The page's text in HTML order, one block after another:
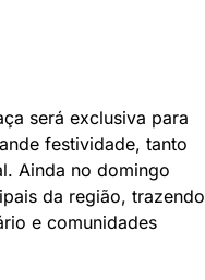
será exclusiva para
festividade, tanto
Ainda no domingo
da região, trazendo
e comunidades